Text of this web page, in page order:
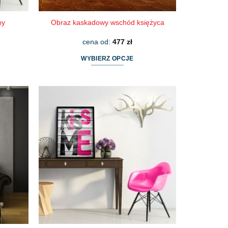
Obraz kaskadowy wschód księżyca
cena od: 477 zł
WYBIERZ OPCJE
wiele
wariantów.
można
wybrać
stronie
produktu